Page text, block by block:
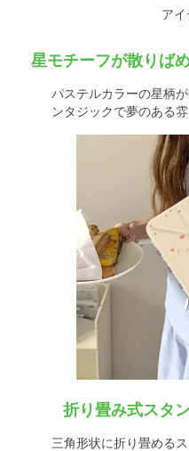
ア
星モチーフが散りば
パステルカラーの星柄
ンタジックで夢のある
折り畳み式スタ
三角形状に折り畳める